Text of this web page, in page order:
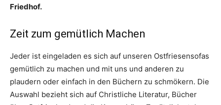
Friedhof.
Zeit zum gemütlich Machen
Jeder ist eingeladen es sich auf unseren Ostfriesensofas
gemütlich zu machen und mit uns und anderen zu
plaudern oder einfach in den Büchern zu schmökern. Die
Auswahl bezieht sich auf Christliche Literatur, Bücher